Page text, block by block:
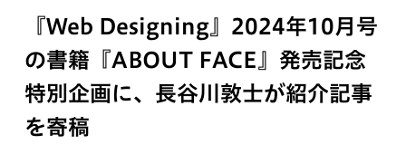
『Web Designing』2024年10月号
の書籍『ABOUT FACE』発売記念
特別企画に、長谷川敦士が紹介記事
を寄稿